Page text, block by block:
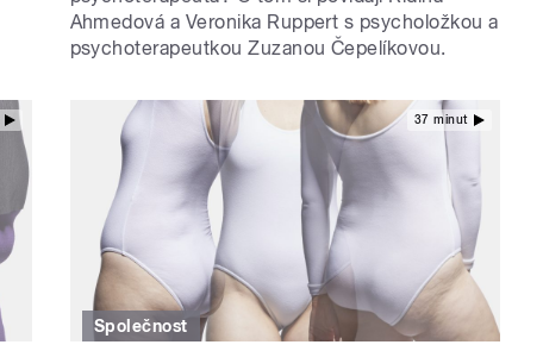
Ahmedová a Veronika Ruppert s psycholožkou a
psychoterapeutkou Zuzanou Čepelíkovou.
37 minut
Společnost